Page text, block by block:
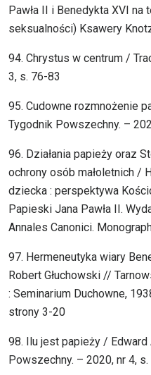
Pawła II i Benedykta XVI na
seksualności) Ksawery
94. Chrystus w centrum /
3, s. 76-83
95. Cudowne rozmnożenie
Tygodnik Powszechny. –
96. Działania papieży oraz
ochrony osób małoletnich /
dziecka : perspektywa
Papieski Jana Pawła II.
Annales Canonici.
97. Hermeneutyka wiary
Robert Głuchowski //
: Seminarium Duchowne,
strony 3-20
98. Ilu jest papieży /
Powszechny. – 2020, nr 4,